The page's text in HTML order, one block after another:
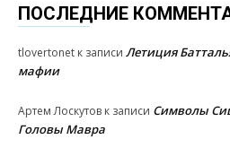
ПОСЛЕДНИЕ
tlovertonet к записи Летиция
мафии
Артем Лоскутов к записи Символы
Головы Мавра